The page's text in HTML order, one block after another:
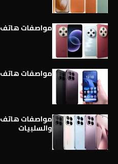
مواصفات هاتف Xiaomi Redmi 17C كاملة
مواصفات هاتف Xiaomi 17T Pro كاملة
والسلبيات